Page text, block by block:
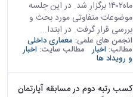
ماه۱۴۰۲ برگزار شد. در این جلسه
موضوعات متفاوتی مورد بحث و
بررسی قرار گرفت. در ابتدا...
انجمن های علمی: معماری داخلی
مطالب: اخبار مطالب سایت: اخبار
و رویداد ها
کسب رتبه دوم در مسابقه آپارتمان